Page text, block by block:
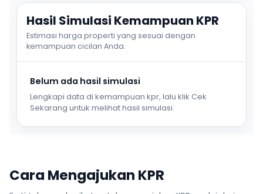
Hasil Simulasi Kemampuan KPR
Estimasi harga properti yang sesuai dengan
kemampuan cicilan Anda.
Belum ada hasil simulasi
Lengkapi data di kemampuan kpr, lalu klik Cek
Sekarang untuk melihat hasil simulasi.
Cara Mengajukan KPR